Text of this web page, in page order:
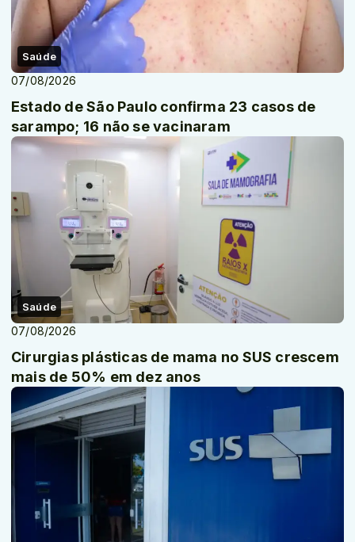
Saúde
07/08/2026
Estado de São Paulo confirma 23 casos de
sarampo; 16 não se vacinaram
Saúde
07/08/2026
Cirurgias plásticas de mama no SUS crescem
mais de 50% em dez anos